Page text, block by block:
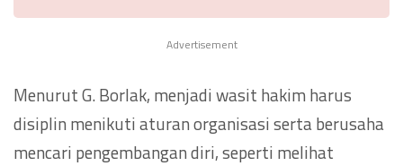
Advertisement
Menurut G. Borlak, menjadi wasit hakim harus
disiplin menikuti aturan organisasi serta berusaha
mencari pengembangan diri, seperti melihat